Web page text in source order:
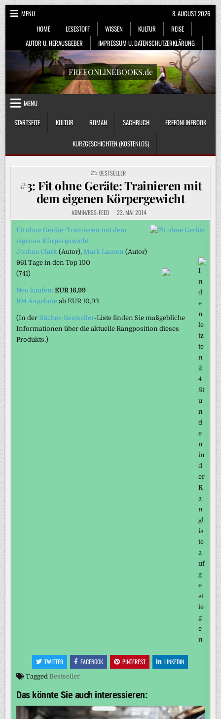
Skip
to
content
MENU
HOME
LESESTOFF WISSEN KULTUR
REISE
AUTOR U. HERAUSGEBER
IMPRESSUM U. DATENSCHUTZERKLÄRUNG
8. AUGUST 2026
FREEONLINEBOOKS.de
MENU
STARTSEITE
KULTUR ROMAN SACHBUCH FREEONLINEBOOK
KURZGESCHICHTEN (KOSTENLOS)
POSTED
IN
BESTSELLER
#3: Fit ohne Geräte: Trainieren mit
dem eigenen Körpergewicht
ADMIN/RSS-FEED 23. MAI 2014
Fit ohne Geräte: Trainieren mit dem
eigenen Körpergewicht
Joshua Clark (Autor), Mark Lauren (Autor)
961 Tage in den Top 100
(741)
Neu kaufen:EUR 16,99
104 Angebote abEUR 10,93
(In der Bücher-Bestseller-Liste finden Sie maßgebliche
Informationen über die aktuelle Rangposition dieses
Produkts.)
TWITTER FACEBOOK PINTEREST LINKEDIN
Tagged Bestseller
Das könnte Sie auch interessieren: